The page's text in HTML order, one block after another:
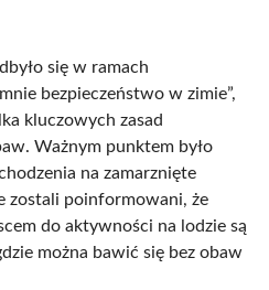
się w ramach
bezpieczeństwo w zimie”,
kluczowych zasad
Ważnym punktem było
na zamarznięte
zostali poinformowani, że
do aktywności na lodzie są
można bawić się bez obaw